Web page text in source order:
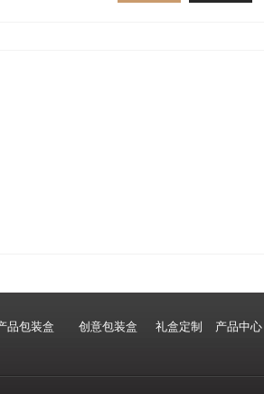
品包装盒 创意包装盒 礼盒定制 产品中心